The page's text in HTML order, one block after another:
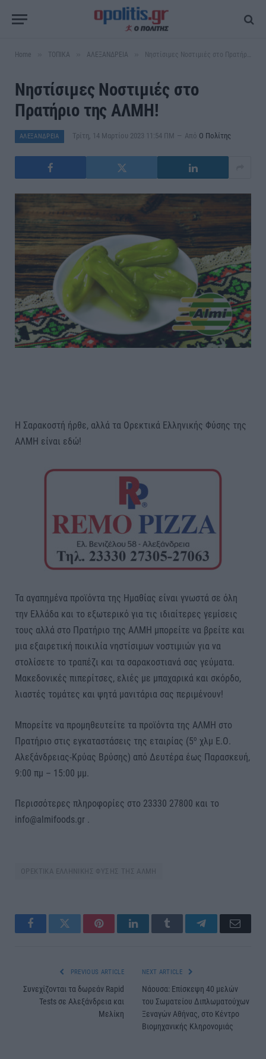
Home ΤΟΠΙΚΑ ΑΛΕΞΑΝΔΡΕΙΑ Νηστίσιμες Νοστιμιές στο Πρατήριο της ΑΛΜΗ!
Νηστίσιμες Νοστιμιές στο
Πρατήριο της ΑΛΜΗ!
ΑΛΕΞΑΝΔΡΕΙΑ Τρίτη, 14 Μαρτίου 2023 11:54 ΠΜ Από Ο Πολίτης
Η Σαρακοστή ήρθε, αλλά τα Ορεκτικά Ελληνικής Φύσης της
ΑΛΜΗ είναι εδώ!
Τα αγαπημένα προϊόντα της Ημαθίας είναι γνωστά σε όλη
την Ελλάδα και το εξωτερικό για τις ιδιαίτερες γεμίσεις
τους αλλά στο Πρατήριο της ΑΛΜΗ μπορείτε να βρείτε και
μια εξαιρετική ποικιλία νηστίσιμων νοστιμιών για να
στολίσετε το τραπέζι και τα σαρακοστιανά σας γεύματα.
Μακεδονικές πιπερίτσες, ελιές με μπαχαρικά και σκόρδο,
λιαστές τομάτες και ψητά μανιτάρια σας περιμένουν!
Μπορείτε να προμηθευτείτε τα προϊόντα της ΑΛΜΗ στο
Πρατήριο στις εγκαταστάσεις της εταιρίας (5ο χλμ Ε.Ο.
Αλεξάνδρειας-Κρύας Βρύσης) από Δευτέρα έως Παρασκευή,
9:00 πμ – 15:00 μμ.
Περισσότερες πληροφορίες στο 23330 27800 και το
info@almifoods.gr .
ΟΡΕΚΤΙΚΑ ΕΛΛΗΝΙΚΗΣ ΦΥΣΗΣ ΤΗΣ ΑΛΜΗ
FacebookTwitter PinterestLinkedInTumblr TelegramEmail
PREVIOUS ARTICLE
Συνεχίζονται τα δωρεάν Rapid
Tests σε Αλεξάνδρεια και
Μελίκη
NEXT ARTICLE
Νάουσα: Επίσκεψη 40 μελών
του Σωματείου Διπλωματούχων
Ξεναγών Αθήνας, στο Κέντρο
Βιομηχανικής Κληρονομιάς